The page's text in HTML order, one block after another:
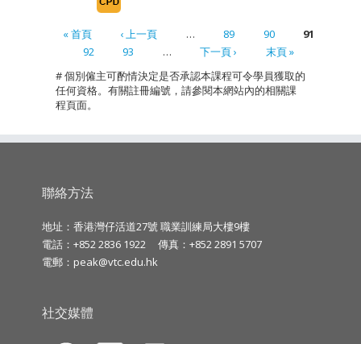
Pages
« 首頁 ‹ 上一頁 … 89 90
91
92
93 … 下一頁 ›
末頁 »
# 個別僱主可酌情決定是否承認本課程可令學員獲取的
任何資格。有關註冊編號，請參閱本網站內的相關課
程頁面。
聯絡方法
地址：香港灣仔活道27號 職業訓練局大樓9樓
電話：+852 2836 1922
傳真：+852 2891 5707
電郵： peak@vtc.edu.hk
社交媒體